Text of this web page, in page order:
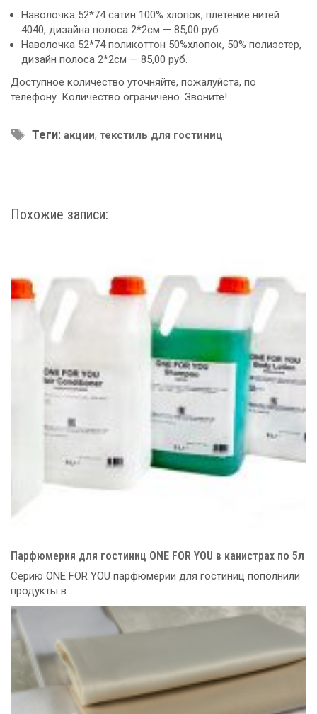
Наволочка 52*74 сатин 100% хлопок, плетение нитей
4040, дизайна полоса 2*2см — 85,00 руб.
Наволочка 52*74 поликоттон 50%хлопок, 50% полиэстер,
дизайн полоса 2*2см — 85,00 руб.
Доступное количество уточняйте, пожалуйста, по
телефону. Количество ограничено. Звоните!
Теги: акции, текстиль для гостиниц
Похожие записи:
Парфюмерия для гостиниц ONE FOR YOU в канистрах по 5л
Серию ONE FOR YOU парфюмерии для гостиниц пополнили
продукты в...